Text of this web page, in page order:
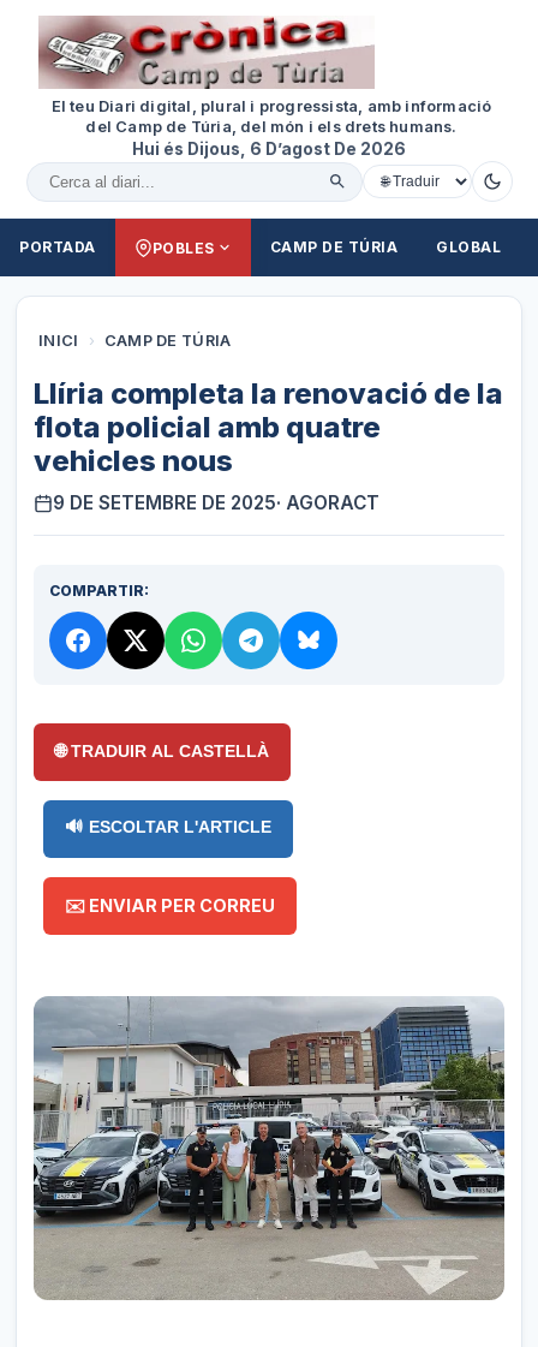
El teu Diari digital, plural i progressista, amb informació
del Camp de Túria, del món i els drets humans.
Hui és Dijous, 6 D’agost De 2026
Cercar al diari
PORTADA POBLES CAMP DE TÚRIA GLOBAL
INICI › CAMP DE TÚRIA
Llíria completa la renovació de la
flota policial amb quatre
vehicles nous
9 DE SETEMBRE DE 2025· AGORACT
COMPARTIR:
🌐 TRADUIR AL CASTELLÀ
🔊 ESCOLTAR L'ARTICLE
✉️ ENVIAR PER CORREU